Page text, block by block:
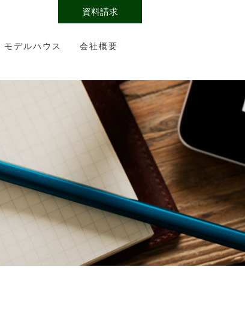
資料請求
モデルハウス 会社概要